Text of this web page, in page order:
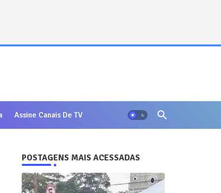
Assine Canais De TV
POSTAGENS MAIS ACESSADAS